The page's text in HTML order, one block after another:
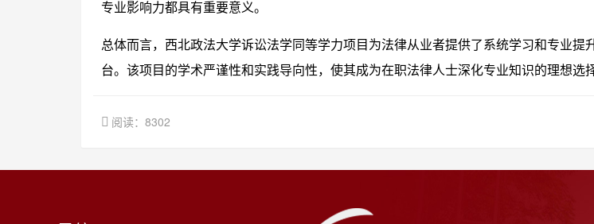
专业影响力都具有重要意义。
总体而言，西北政法大学诉讼法学同等学力项目为法律从业者提供了系统学习和专业提
台。该项目的学术严谨性和实践导向性，使其成为在职法律人士深化专业知识的理想选择
阅读：8302